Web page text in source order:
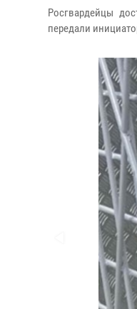
Росгвардейцы
передали